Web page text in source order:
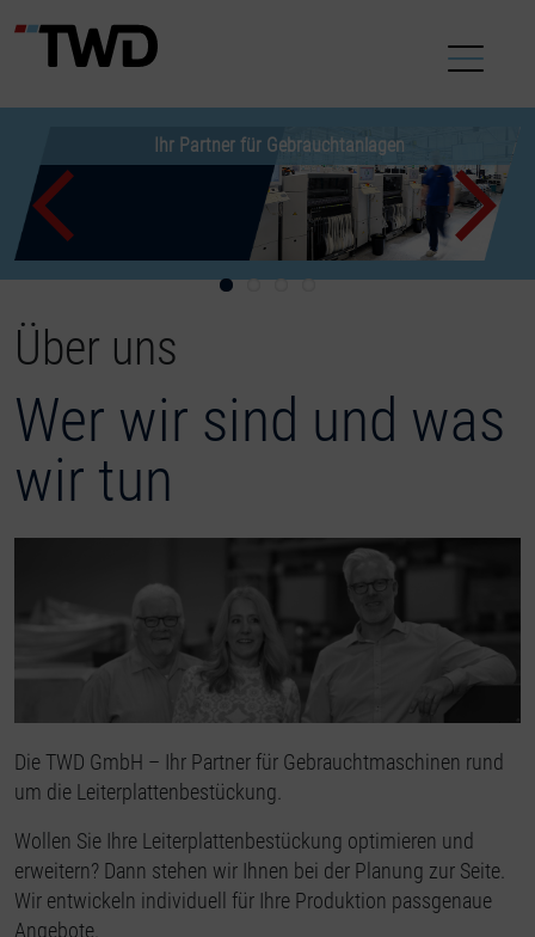
Ihr Partner für Gebrauchtanlagen
Neue Gebrauchtanlagen
jetzt verfügbar
Passgenaue Angebote
für Ihre Produktion
Gebrauchtmaschinen
machen Neuanschaffungen überflüssig
Über uns
Wer wir sind und was
wir tun
Die TWD GmbH – Ihr Partner für Gebrauchtmaschinen rund
um die Leiterplattenbestückung.
Wollen Sie Ihre Leiterplattenbestückung optimieren und
erweitern? Dann stehen wir Ihnen bei der Planung zur Seite.
Wir entwickeln individuell für Ihre Produktion passgenaue
Angebote.